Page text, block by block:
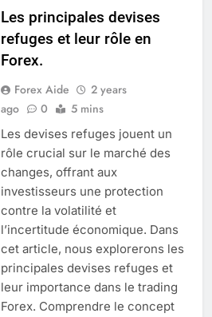
Les principales devises
refuges et leur rôle en
Forex.
Forex Aide
2 years
ago
0 5 mins
Les devises refuges jouent un
rôle crucial sur le marché des
changes, offrant aux
investisseurs une protection
contre la volatilité et
l’incertitude économique. Dans
cet article, nous explorerons les
principales devises refuges et
leur importance dans le trading
Forex. Comprendre le concept